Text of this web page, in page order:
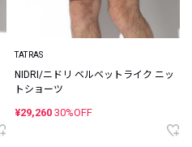
TATRAS
NIDRI/ニドリ ベルベットライク ニッ
トショーツ
¥29,260 30%OFF